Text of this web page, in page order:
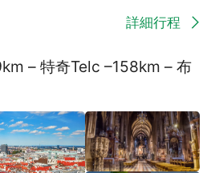
詳細行程
– 特奇Telc –158km – 布